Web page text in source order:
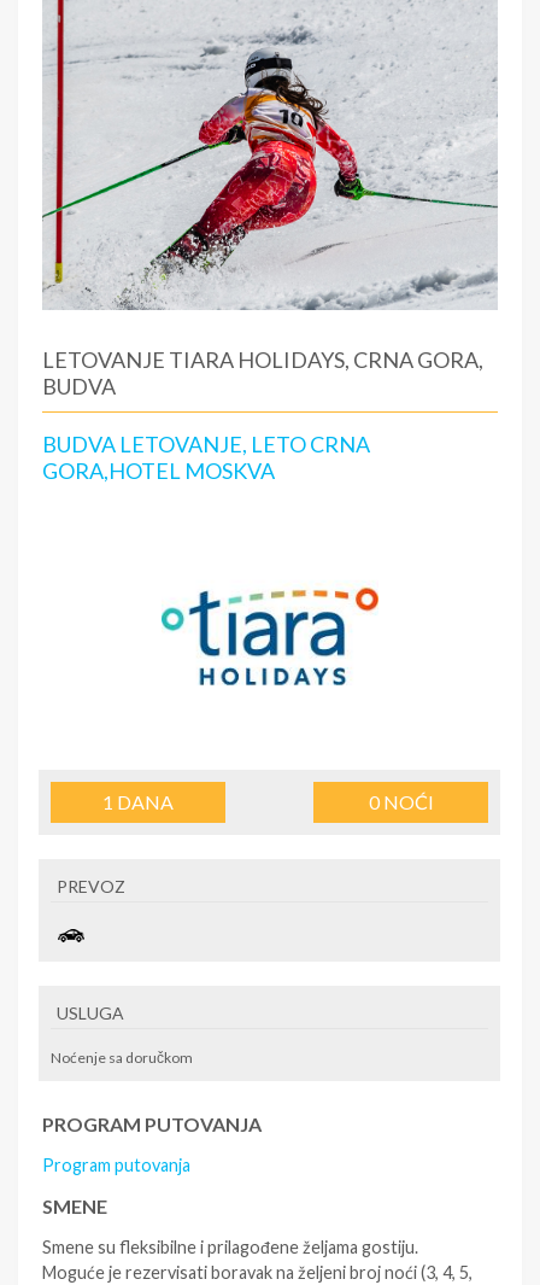
LETOVANJE TIARA HOLIDAYS, CRNA GORA,
BUDVA
BUDVA LETOVANJE, LETO CRNA
GORA,HOTEL MOSKVA
1 DANA 0NOĆI
PREVOZ
USLUGA
Noćenje sa doručkom
PROGRAM PUTOVANJA
Program putovanja
SMENE
Smene su fleksibilne i prilagođene željama gostiju.
Moguće je rezervisati boravak na željeni broj noći (3, 4, 5,